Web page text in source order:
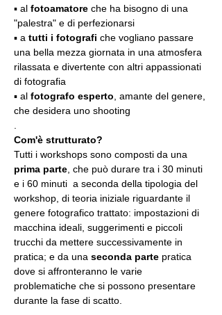
▪️ al fotoamatore che ha bisogno di una
"palestra" e di perfezionarsi
▪️ a tutti i fotografi che vogliano passare
una bella mezza giornata in una atmosfera
rilassata e divertente con altri appassionati
di fotografia
▪️ al fotografo esperto , amante del genere,
che desidera uno shooting
Com'è strutturato?
Tutti i workshops sono composti da una
prima parte , che può durare tra i 30 minuti
e i 60 minuti  a seconda della tipologia del
workshop, di teoria iniziale riguardante il
genere fotografico trattato: impostazioni di
macchina ideali, suggerimenti e piccoli
trucchi da mettere successivamente in
pratica; e da una seconda parte pratica
dove si affronteranno le varie
problematiche che si possono presentare
durante la fase di scatto.